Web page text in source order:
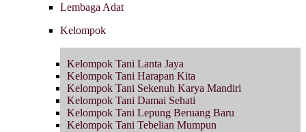
Lembaga Adat
Kelompok
Kelompok Tani Lanta Jaya
Kelompok Tani Harapan Kita
Kelompok Tani Sekenuh Karya Mandiri
Kelompok Tani Damai Sehati
Kelompok Tani Lepung Beruang Baru
Kelompok Tani Tebelian Mumpun